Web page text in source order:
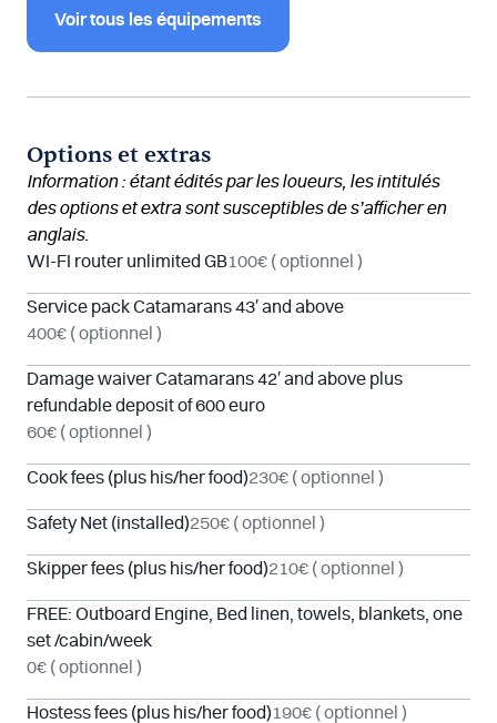
Voir tous les équipements
Options et extras
Information : étant édités par les loueurs, les intitulés
des options et extra sont susceptibles de s’afficher en
anglais.
WI-FI router unlimited GB100€ ( optionnel )
Service pack Catamarans 43′ and above
400€ ( optionnel )
Damage waiver Catamarans 42′ and above plus
refundable deposit of 600 euro
60€ ( optionnel )
Cook fees (plus his/her food)230€ ( optionnel )
Safety Net (installed)250€ ( optionnel )
Skipper fees (plus his/her food)210€ ( optionnel )
FREE: Outboard Engine, Bed linen, towels, blankets, one
set /cabin/week
0€ ( optionnel )
Hostess fees (plus his/her food)190€ ( optionnel )